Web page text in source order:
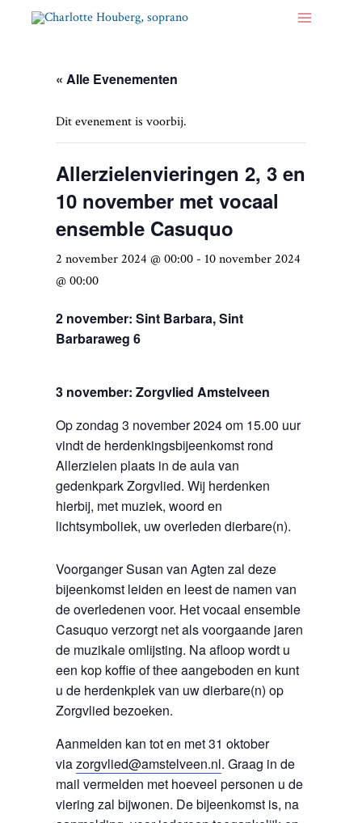
« Alle Evenementen
Dit evenement is voorbij.
Allerzielenvieringen 2, 3 en
10 november met vocaal
ensemble Casuquo
2 november 2024 @ 00:00- 10 november 2024
@ 00:00
2 november: Sint Barbara, Sint
Barbaraweg 6
3 november: Zorgvlied Amstelveen
Op zondag 3 november 2024 om 15.00 uur
vindt de herdenkingsbijeenkomst rond
Allerzielen plaats in de aula van
gedenkpark Zorgvlied. Wij herdenken
hierbij, met muziek, woord en
lichtsymboliek, uw overleden dierbare(n).
Voorganger Susan van Agten zal deze
bijeenkomst leiden en leest de namen van
de overledenen voor. Het vocaal ensemble
Casuquo verzorgt net als voorgaande jaren
de muzikale omlijsting. Na afloop wordt u
een kop koffie of thee aangeboden en kunt
u de herdenkplek van uw dierbare(n) op
Zorgvlied bezoeken.
Aanmelden kan tot en met 31 oktober
viazorgvlied@amstelveen.nl. Graag in de
mail vermelden met hoeveel personen u de
viering zal bijwonen. De bijeenkomst is, na